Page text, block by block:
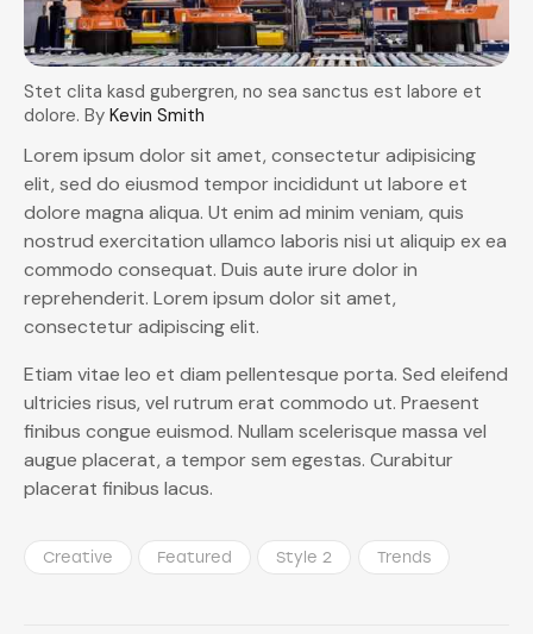
Stet clita kasd gubergren, no sea sanctus est labore et
dolore. By Kevin Smith
Lorem ipsum dolor sit amet, consectetur adipisicing
elit, sed do eiusmod tempor incididunt ut labore et
dolore magna aliqua. Ut enim ad minim veniam, quis
nostrud exercitation ullamco laboris nisi ut aliquip ex ea
commodo consequat. Duis aute irure dolor in
reprehenderit. Lorem ipsum dolor sit amet,
consectetur adipiscing elit.
Etiam vitae leo et diam pellentesque porta. Sed eleifend
ultricies risus, vel rutrum erat commodo ut. Praesent
finibus congue euismod. Nullam scelerisque massa vel
augue placerat, a tempor sem egestas. Curabitur
placerat finibus lacus.
Creative Featured Style 2 Trends